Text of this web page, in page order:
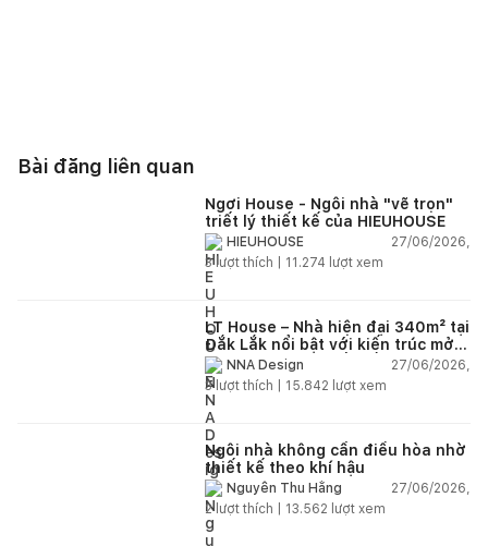
Bài đăng liên quan
Ngơi House - Ngôi nhà "vẽ trọn"
triết lý thiết kế của HIEUHOUSE
HIEUHOUSE
27/06/2026,
3lượt thích | 11.274 lượt xem
LT House – Nhà hiện đại 340m² tại
Đắk Lắk nổi bật với kiến trúc mở
và hệ sân vườn kết nối thiên
nhiên
NNA Design
27/06/2026,
3lượt thích | 15.842 lượt xem
Ngôi nhà không cần điều hòa nhờ
thiết kế theo khí hậu
Nguyễn Thu Hằng
27/06/2026,
2lượt thích | 13.562 lượt xem